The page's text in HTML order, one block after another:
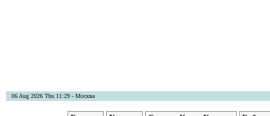
06 Aug 2026 Thu 11:29 - Москва